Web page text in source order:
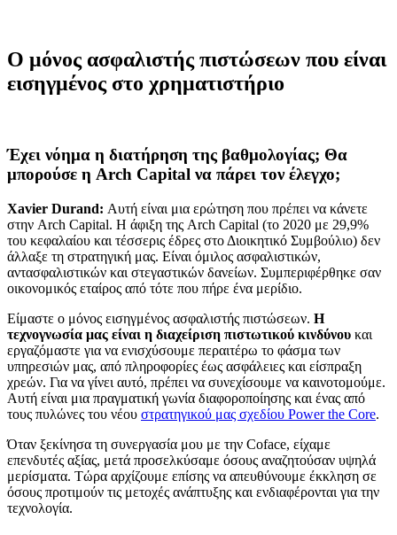
Ο μόνος ασφαλιστής πιστώσεων που είναι
εισηγμένος στο χρηματιστήριο
Έχει νόημα η διατήρηση της βαθμολογίας; Θα
μπορούσε η Arch Capital να πάρει τον έλεγχο;
Xavier Durand: Αυτή είναι μια ερώτηση που πρέπει να κάνετε
στην Arch Capital. Η άφιξη της Arch Capital (το 2020 με 29,9%
του κεφαλαίου και τέσσερις έδρες στο Διοικητικό Συμβούλιο) δεν
άλλαξε τη στρατηγική μας. Είναι όμιλος ασφαλιστικών,
αντασφαλιστικών και στεγαστικών δανείων. Συμπεριφέρθηκε σαν
οικονομικός εταίρος από τότε που πήρε ένα μερίδιο.
Είμαστε ο μόνος εισηγμένος ασφαλιστής πιστώσεων. Η
τεχνογνωσία μας είναι η διαχείριση πιστωτικού κινδύνου και
εργαζόμαστε για να ενισχύσουμε περαιτέρω το φάσμα των
υπηρεσιών μας, από πληροφορίες έως ασφάλειες και είσπραξη
χρεών. Για να γίνει αυτό, πρέπει να συνεχίσουμε να καινοτομούμε.
Αυτή είναι μια πραγματική γωνία διαφοροποίησης και ένας από
τους πυλώνες του νέου στρατηγικού μας σχεδίου Power the Core.
Όταν ξεκίνησα τη συνεργασία μου με την Coface, είχαμε
επενδυτές αξίας, μετά προσελκύσαμε όσους αναζητούσαν υψηλά
μερίσματα. Τώρα αρχίζουμε επίσης να απευθύνουμε έκκληση σε
όσους προτιμούν τις μετοχές ανάπτυξης και ενδιαφέρονται για την
τεχνολογία.